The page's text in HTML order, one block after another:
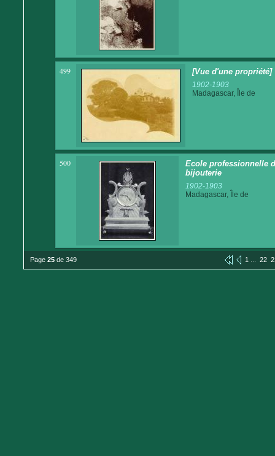
499 [Vue d'une propriété]
1902-1903
Madagascar, Île de
500
Ecole professionnelle
bijouterie
1902-1903
Madagascar, Île de
Page 25 de 349 1 ... 22